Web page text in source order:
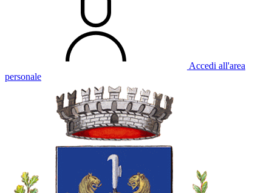
Accedi all'area
personale